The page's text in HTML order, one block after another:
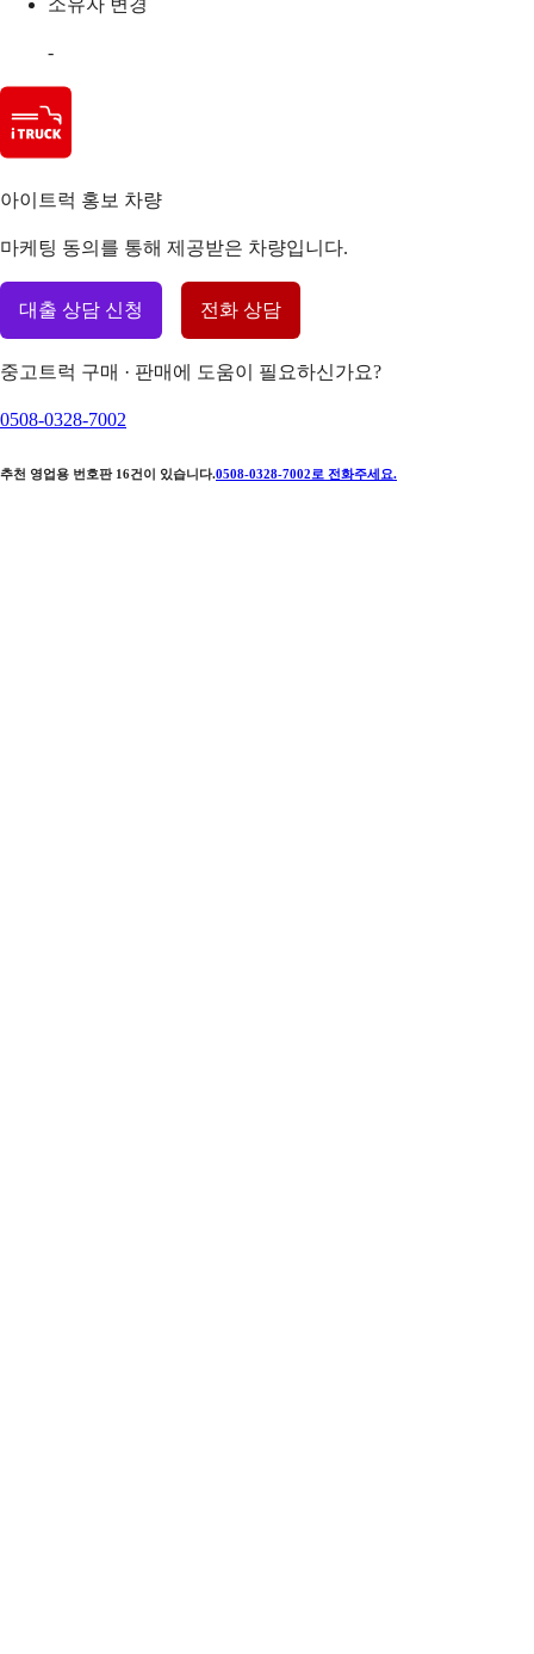
소유자 변경
-
아이트럭 홍보 차량
마케팅 동의를 통해 제공받은 차량입니다.
대출 상담 신청 전화 상담
중고트럭 구매 · 판매에 도움이 필요하신가요?
0508-0328-7002
추천 영업용 번호판 16건이 있습니다.0508-0328-7002 로 전화주세요.